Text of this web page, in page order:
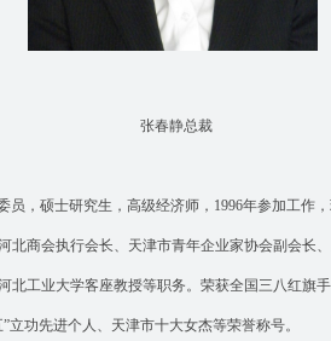
张春静总裁
员，硕士研究生，高级经济师，1996年参加工作
北商会执行会长、天津市青年企业家协会副会长
北工业大学客座教授等职务。荣获全国三八红旗
功先进个人、天津市十大女杰等荣誉称号。